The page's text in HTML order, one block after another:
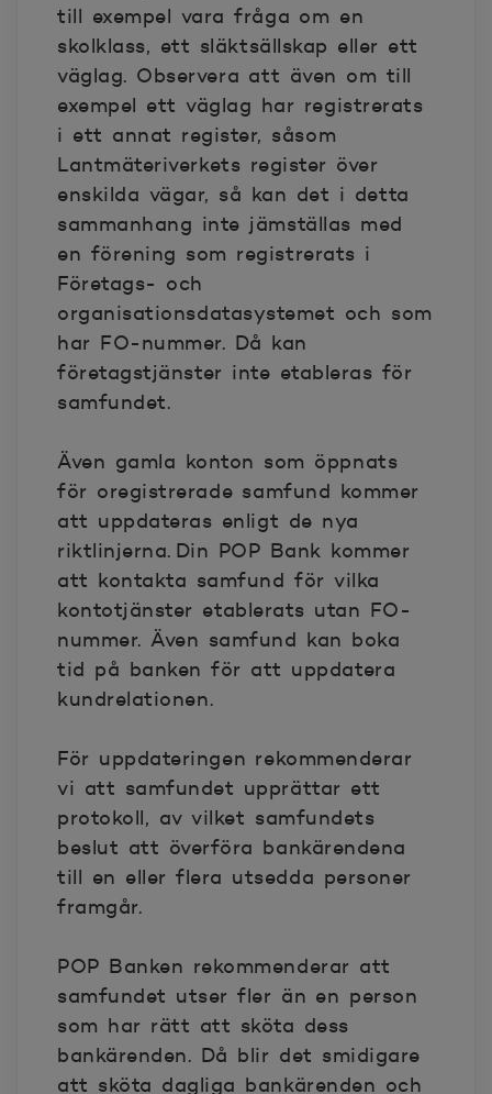
till exempel vara fråga om en
skolklass, ett släktsällskap eller ett
väglag. Observera att även om till
exempel ett väglag har registrerats
i ett annat register, såsom
Lantmäteriverkets register över
enskilda vägar, så kan det i detta
sammanhang inte jämställas med
en förening som registrerats i
Företags- och
organisationsdatasystemet och som
har FO-nummer. Då kan
företagstjänster inte etableras för
samfundet.
Även gamla konton som öppnats
för oregistrerade samfund kommer
att uppdateras enligt de nya
riktlinjerna. Din POP Bank kommer
att kontakta samfund för vilka
kontotjänster etablerats utan FO-
nummer. Även samfund kan boka
tid på banken för att uppdatera
kundrelationen.
För uppdateringen rekommenderar
vi att samfundet upprättar ett
protokoll, av vilket samfundets
beslut att överföra bankärendena
till en eller flera utsedda personer
framgår.
POP Banken rekommenderar att
samfundet utser fler än en person
som har rätt att sköta dess
bankärenden. Då blir det smidigare
att sköta dagliga bankärenden och